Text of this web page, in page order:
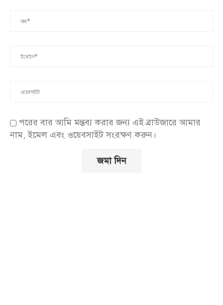
পরের বার আমি মন্তব্য করার জন্য এই ব্রাউজারে আমার
নাম, ইমেল এবং ওয়েবসাইট সংরক্ষণ করুন।